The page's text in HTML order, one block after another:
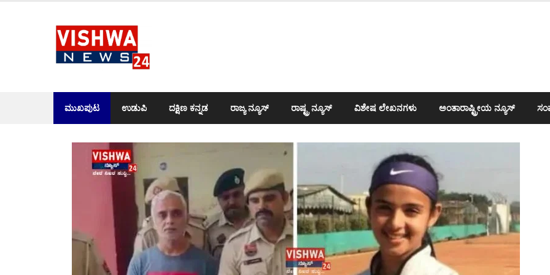
ಮುಖಪುಟ ಉಡುಪಿ ದಕ್ಷಿಣ ಕನ್ನಡ ರಾಜ್ಯ ನ್ಯೂಸ್ ರಾಷ್ಟ್ರ ನ್ಯೂಸ್ ವಿಶೇಷ ಲೇಖನಗಳು ಅಂತಾರಾಷ್ಟ್ರೀಯ ನ್ಯೂಸ್